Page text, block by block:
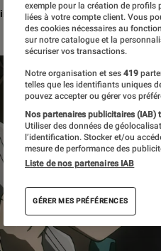
Oms
exemple pour la création de profils
liées à votre compte client. Vous
des cookies nécessaires au
sur notre catalogue et la
sécuriser vos transactions.
Notre organisation et ses 419
telles que les identifiants uniques
pouvez accepter ou gérer vos
Nos partenaires publicitaires (IAB)
Utiliser des données de
l’identification. Stocker et/ou
mesure de performance des
Liste de nos partenaires IAB
GÉRER MES PRÉFÉRENCES